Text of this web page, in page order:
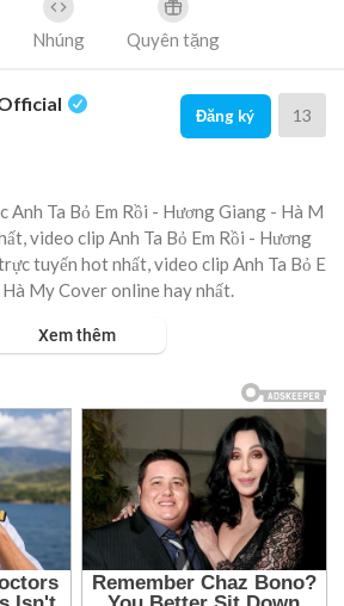
Nhúng Quyên tặng
Đăng ký 13
Anh Ta Bỏ Em Rồi - Hương Giang - Hà M
video clip Anh Ta Bỏ Em Rồi - Hương
tuyến hot nhất, video clip Anh Ta Bỏ E
My Cover online hay nhất.
Xem thêm